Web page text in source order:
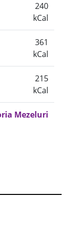
240
kCal
361
kCal
215
kCal
Mezeluri